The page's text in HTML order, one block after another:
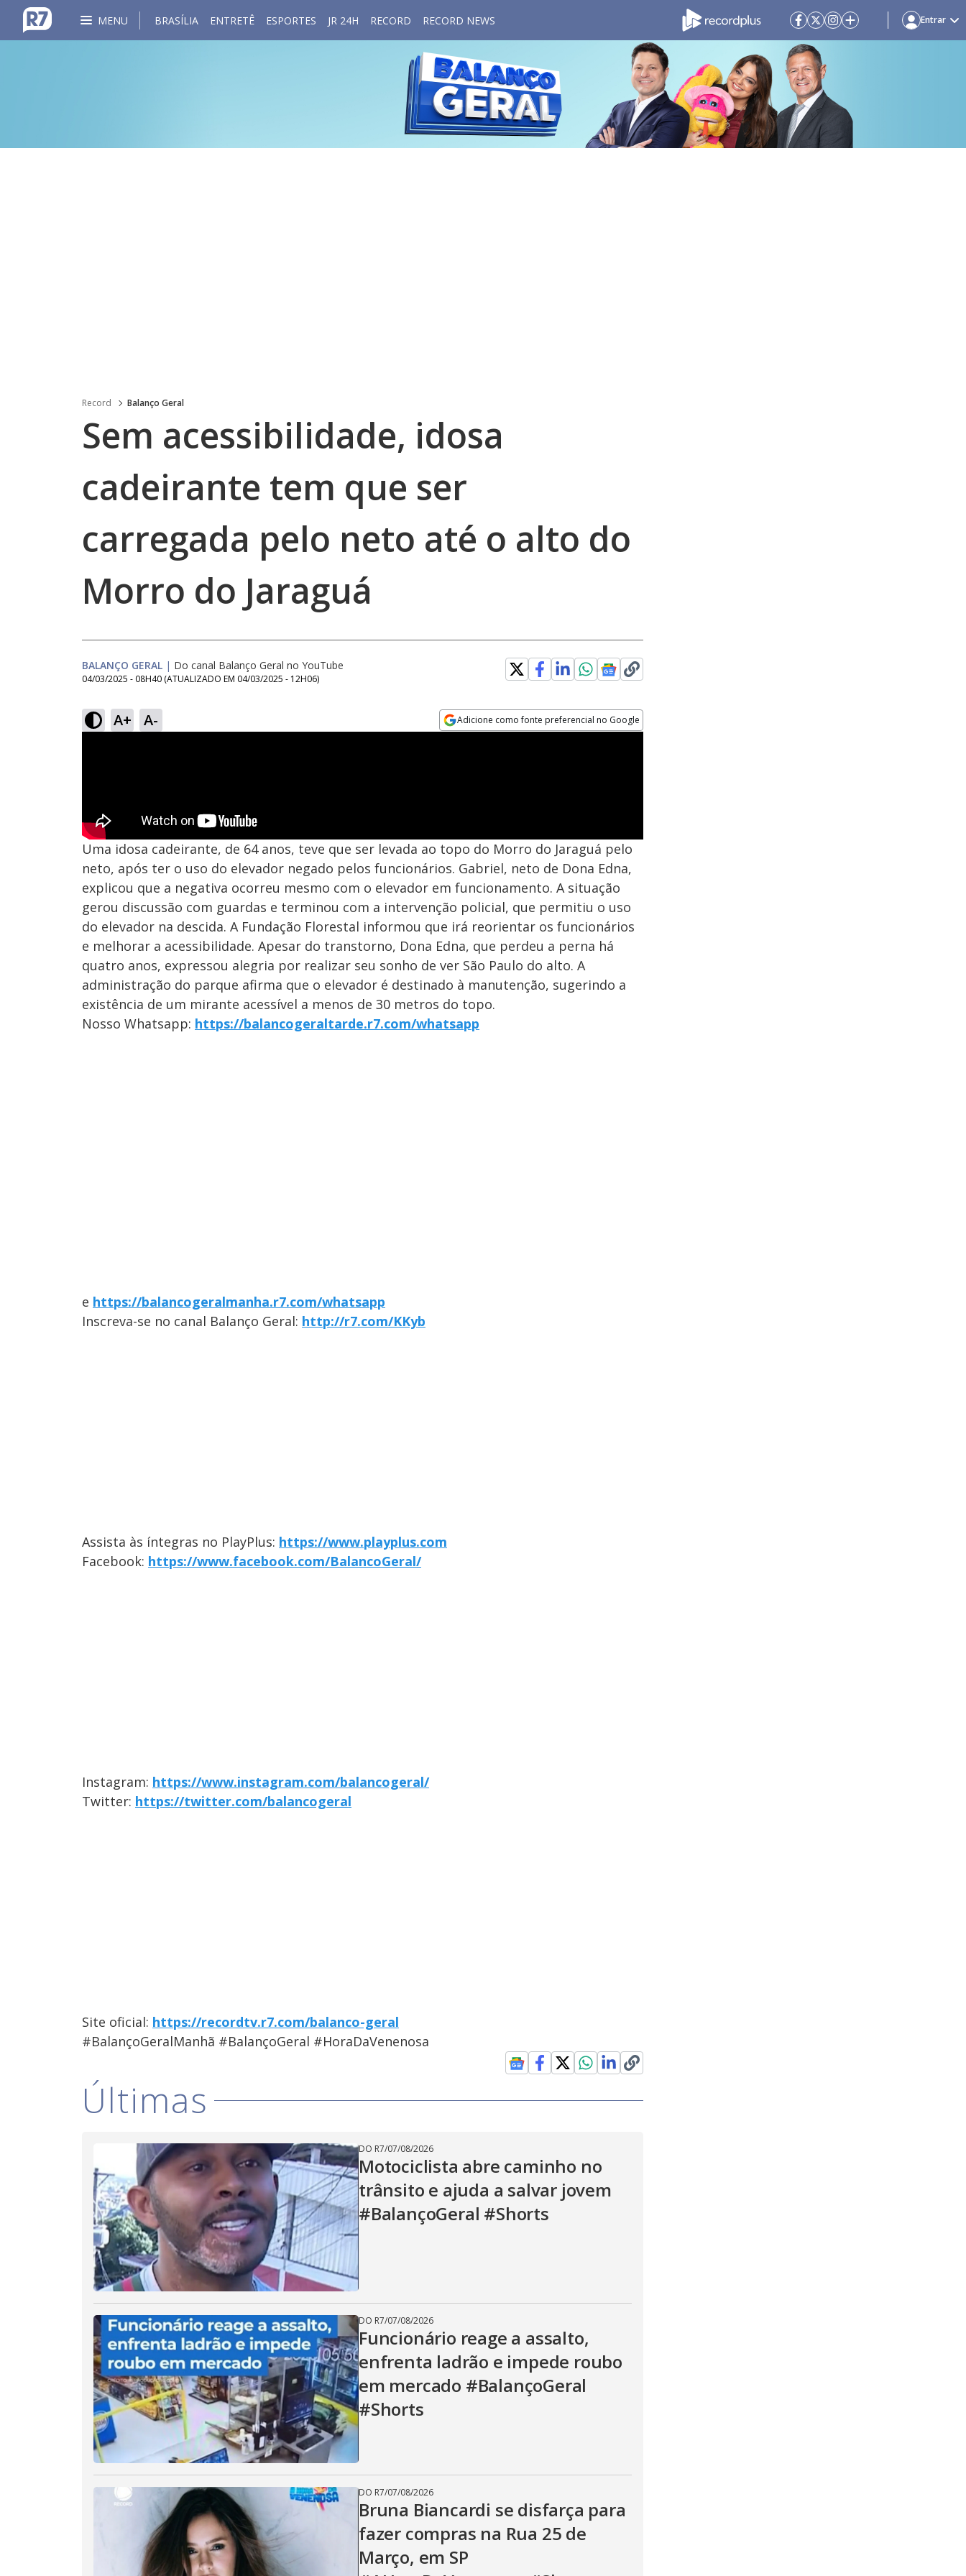
MENU BRASÍLIA ENTRETÊ ESPORTES JR 24H RECORD RECORD NEWS Entrar
Record Balanço Geral
Sem acessibilidade, idosa
cadeirante tem que ser
carregada pelo neto até o alto do
Morro do Jaraguá
BALANÇO GERAL | Do canal Balanço Geral no YouTube
04/03/2025 - 08H40 (ATUALIZADO EM 04/03/2025 - 12H06)
A+ A- Adicione como fonte preferencial no Google
Uma idosa cadeirante, de 64 anos, teve que ser levada ao topo do Morro do Jaraguá pelo
neto, após ter o uso do elevador negado pelos funcionários. Gabriel, neto de Dona Edna,
explicou que a negativa ocorreu mesmo com o elevador em funcionamento. A situação
gerou discussão com guardas e terminou com a intervenção policial, que permitiu o uso
do elevador na descida. A Fundação Florestal informou que irá reorientar os funcionários
e melhorar a acessibilidade. Apesar do transtorno, Dona Edna, que perdeu a perna há
quatro anos, expressou alegria por realizar seu sonho de ver São Paulo do alto. A
administração do parque afirma que o elevador é destinado à manutenção, sugerindo a
existência de um mirante acessível a menos de 30 metros do topo.
Nosso Whatsapp: https://balancogeraltarde.r7.com/whatsapp
e https://balancogeralmanha.r7.com/whatsapp
Inscreva-se no canal Balanço Geral: http://r7.com/KKyb
Assista às íntegras no PlayPlus: https://www.playplus.com
Facebook: https://www.facebook.com/BalancoGeral/
Instagram: https://www.instagram.com/balancogeral/
Twitter: https://twitter.com/balancogeral
Site oficial: https://recordtv.r7.com/balanco-geral
#BalançoGeralManhã #BalançoGeral #HoraDaVenenosa
Últimas
DO R7/07/08/2026
Motociclista abre caminho no
trânsito e ajuda a salvar jovem
#BalançoGeral #Shorts
DO R7/07/08/2026
Funcionário reage a assalto,
enfrenta ladrão e impede roubo
em mercado #BalançoGeral
#Shorts
DO R7/07/08/2026
Bruna Biancardi se disfarça para
fazer compras na Rua 25 de
Março, em SP